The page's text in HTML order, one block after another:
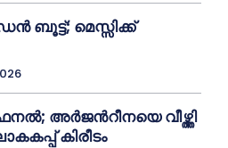
ബൂട്ട്; മെസ്സിക്ക്
അർജന്‍റീനയെ വീഴ്ത്തി
കിരീടം